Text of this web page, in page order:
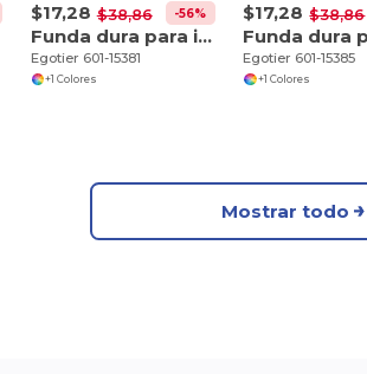
$17,28 $38,86 -56%
Funda dura para iPhone 11
Egotier 601-15381
+1 Colores
$17,28 $38,86
Egotier 601-15385
+1 Colores
Mostrar todo